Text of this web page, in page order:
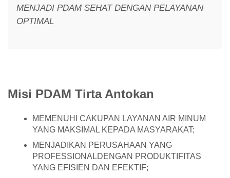
MENJADI PDAM SEHAT DENGAN PELAYANAN
OPTIMAL
Misi PDAM Tirta Antokan
MEMENUHI CAKUPAN LAYANAN AIR MINUM
YANG MAKSIMAL KEPADA MASYARAKAT;
MENJADIKAN PERUSAHAAN YANG
PROFESSIONALDENGAN PRODUKTIFITAS
YANG EFISIEN DAN EFEKTIF;